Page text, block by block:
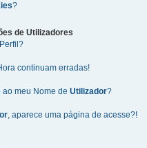
?
de Utilizadores
continuam erradas!
meu Nome de Utilizador?
, aparece uma página de acesse?!